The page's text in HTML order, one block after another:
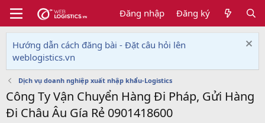
Đăng nhập Đăng ký
Hướng dẫn cách đăng bài - Đặt câu hỏi lên
weblogistics.vn
Dịch vụ doanh nghiệp xuất nhập khẩu-Logistics
Công Ty Vận Chuyển Hàng Đi Pháp, Gửi Hàng
Đi Châu Âu Gía Rẻ 0901418600